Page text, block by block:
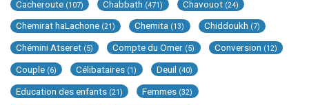
Cacheroute (107) Chabbath (471) Chavouot (24)
Chemirat haLachone (21) Chemita (13) Chiddoukh (7)
Chémini Atseret (5) Compte du Omer (5) Conversion (12)
Couple (6) Célibataires (1) Deuil (40)
Education des enfants (21) Femmes (32)